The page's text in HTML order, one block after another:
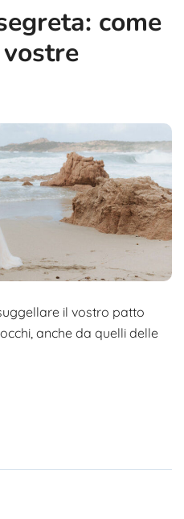
come
il vostro patto
anche da quelli delle